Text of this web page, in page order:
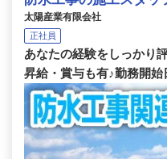
太陽産業有限会社
正社員
あなたの経験をしっかり
昇給・賞与も有♪勤務開始